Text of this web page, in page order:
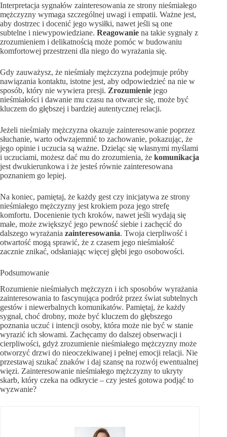
Interpretacja sygnałów zainteresowania ze strony nieśmiałego
mężczyzny wymaga szczególnej uwagi i empatii. Ważne jest,
aby dostrzec i docenić jego wysiłki, nawet jeśli są one
subtelne i niewypowiedziane. Reagowanie na takie sygnały z
zrozumieniem i delikatnością może pomóc w budowaniu
komfortowej przestrzeni dla niego do wyrażania się.
Gdy zauważysz, że nieśmiały mężczyzna podejmuje próby
nawiązania kontaktu, istotne jest, aby odpowiedzieć na nie w
sposób, który nie wywiera presji. Zrozumienie jego
nieśmiałości i dawanie mu czasu na otwarcie się, może być
kluczem do głębszej i bardziej autentycznej relacji.
Jeżeli nieśmiały mężczyzna okazuje zainteresowanie poprzez
słuchanie, warto odwzajemnić to zachowanie, pokazując, że
jego opinie i uczucia są ważne. Dzieląc się własnymi myślami
i uczuciami, możesz dać mu do zrozumienia, że komunikacja
jest dwukierunkowa i że jesteś równie zainteresowana
poznaniem go lepiej.
Na koniec, pamiętaj, że każdy gest czy inicjatywa ze strony
nieśmiałego mężczyzny jest krokiem poza jego strefę
komfortu. Docenienie tych kroków, nawet jeśli wydają się
małe, może zwiększyć jego pewność siebie i zachęcić do
dalszego wyrażania zainteresowania. Twoja cierpliwość i
otwartość mogą sprawić, że z czasem jego nieśmiałość
zacznie znikać, odsłaniając więcej głębi jego osobowości.
Podsumowanie
Rozumienie nieśmiałych mężczyzn i ich sposobów wyrażania
zainteresowania to fascynująca podróż przez świat subtelnych
gestów i niewerbalnych komunikatów. Pamiętaj, że każdy
sygnał, choć drobny, może być kluczem do głębszego
poznania uczuć i intencji osoby, która może nie być w stanie
wyrazić ich słowami. Zachęcamy do dalszej obserwacji i
cierpliwości, gdyż zrozumienie nieśmiałego mężczyzny może
otworzyć drzwi do nieoczekiwanej i pełnej emocji relacji. Nie
przestawaj szukać znaków i daj szansę na rozwój ewentualnej
więzi. Zainteresowanie nieśmiałego mężczyzny to ukryty
skarb, który czeka na odkrycie – czy jesteś gotowa podjąć to
wyzwanie?